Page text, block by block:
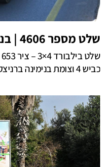
שלט מספר 4606 | בנימינה
כביש 4 וצומת בנימינה ברניצקי… למידע נוסף הקליקו!